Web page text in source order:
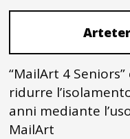
“MailArt 4
ridurre
anni mediante
MailArt